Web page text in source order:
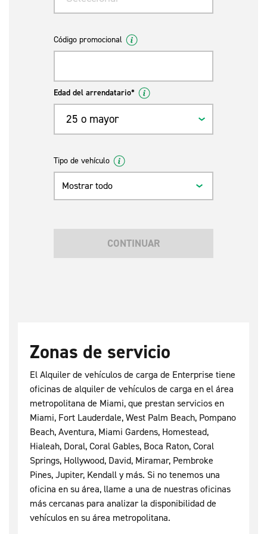
Código promocional
Edad del arrendatario*
25 o mayor
Tipo de vehículo
Mostrar todo
CONTINUAR
Zonas de servicio
El Alquiler de vehículos de carga de Enterprise tiene
oficinas de alquiler de vehículos de carga en el área
metropolitana de Miami, que prestan servicios en
Miami, Fort Lauderdale, West Palm Beach, Pompano
Beach, Aventura, Miami Gardens, Homestead,
Hialeah, Doral, Coral Gables, Boca Raton, Coral
Springs, Hollywood, David, Miramar, Pembroke
Pines, Jupiter, Kendall y más. Si no tenemos una
oficina en su área, llame a una de nuestras oficinas
más cercanas para analizar la disponibilidad de
vehículos en su área metropolitana.